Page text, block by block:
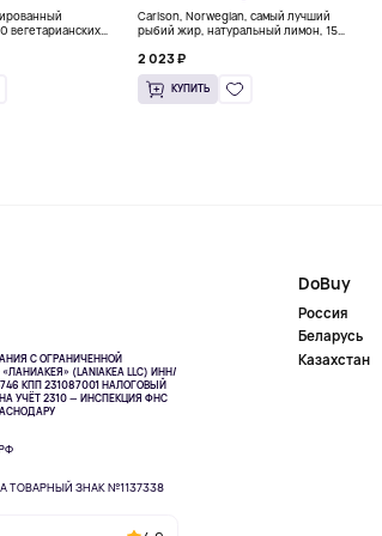
вегетарианских
Carlson, Norwegian, самый лучший
рыбий жир, натуральный лимон, 15
2 023 ₽
КУПИТЬ
С ОГРАНИЧЕННОЙ
(LANIAKEA LLC) ИНН/
КПП 231087001НАЛОГОВЫЙ
УЧЁТ 2310 — ИНСПЕКЦИЯ ФНС
ТОВАРНЫЙ ЗНАК №1137338
DoBuy
Россия
Беларусь
Казахстан